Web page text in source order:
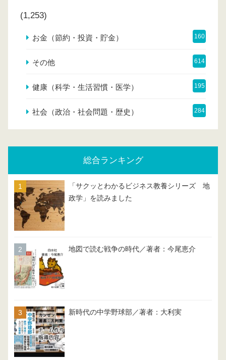
(1,253)
お金（節約・投資・貯金） 160
その他 614
健康（科学・生活習慣・医学） 195
社会（政治・社会問題・歴史） 284
総合ランキング
「サクッとわかるビジネス教養シリーズ 地
政学」を読みました
地図で読む戦争の時代／著者：今尾恵介
新時代の中学野球部／著者：大利実